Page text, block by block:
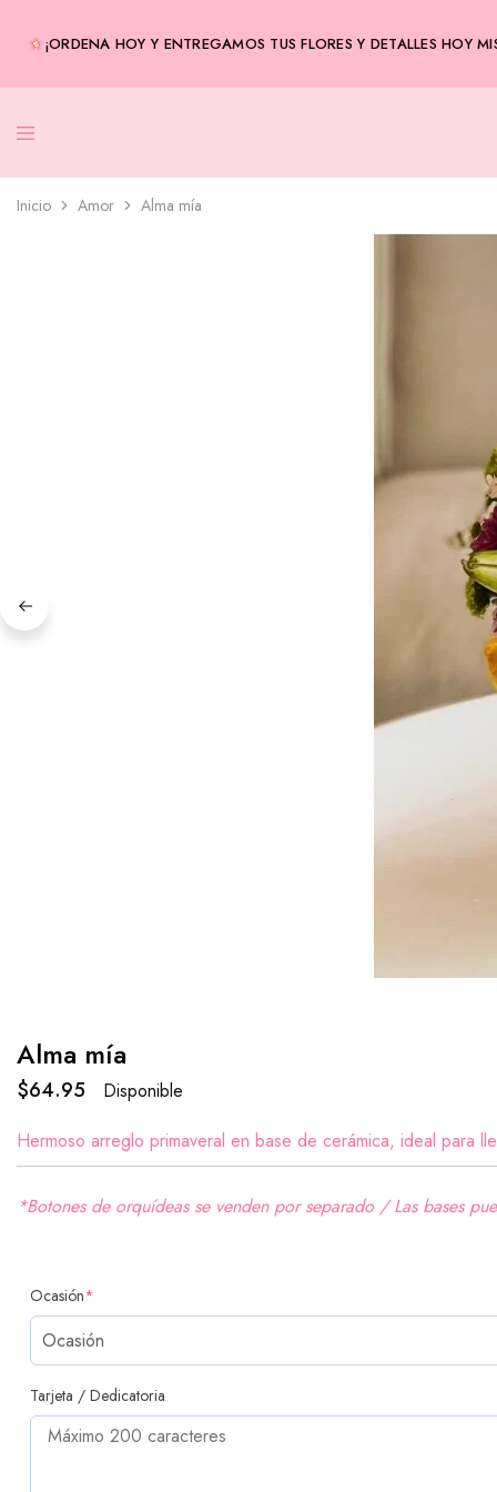
¡ORDENA HOY Y ENTREGAMOS TUS FLORES Y DETALLES HOY
Inicio Amor Alma mía
Alma mía
$64.95
Disponible
Hermoso arreglo primaveral en base de cerámica, ideal para
*Botones de orquídeas se venden por separado / Las bases
Ocasión*
Tarjeta / Dedicatoria